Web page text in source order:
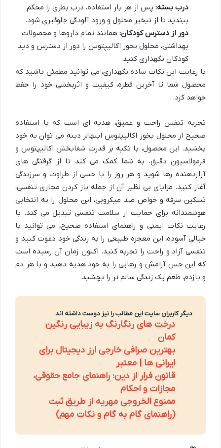
درب بسته: پس از هر بار استفاده، درب بطری را محکم
ببندید تا از تبخیر محلول و ورود آلودگی جلوگیری شود.
دور از دسترس کودکان: همانند تمام داروها و محصولات
بهداشتی، محلول بخور اکالیپتوس را دور از دسترس و دید
کودکان نگهداری کنید.
با رعایت این نکات ساده نگهداری، می توانید مطمئن باشید که
محصول شما تا آخرین قطره، کیفیت و اثربخشی خود را حفظ
خواهد کرد.
تجربه تنفس راحت و عمیق، هدیه ای است که با استفاده
صحیح از محلول بخور اکالیپتوس اینهالر دینه می توان به خود
بخشید. این محصول، با تکیه بر قدرت شفابخش اکالیپتوس و
فرمولاسیون دقیق، به شما کمک می کند تا از گرفتگی های
آزاردهنده رها شوید و هر روز را با حسی از طراوت و سرزندگی
آغاز کنید. مزایای بی نظیر آن از جمله باز کردن مجاری تنفسی،
تسکین سرفه و خواص ضد میکروبی، این محلول را به انتخابی
هوشمندانه برای حمایت از سلامت تنفسی تبدیل می کند. با
رعایت نکات ایمنی و راهنمای استفاده صحیح، می توانید با
خیالی آسوده، این معجزه طبیعی را به زندگی خود دعوت کنید و
تنفسی آزاد و راحت را تجربه کنید. اکنون زمان آن رسیده است
که این حس آرامش و رهایی را به خود هدیه دهید و با هر دم
و بازدم، طعم یک زندگی سالم تر را بچشید.
دیگر کاربران سایت این مطالب را نیز دوست داشته اند
درخت های رنگارنگ به زیبایی رنگین
کمان
بهترین صرافی خارجی ارز دیجیتال برای
ایرانی ها | معتبر
قانون فرار از دین: راهنمای جامع حقوقی،
مجازات و احکام
ممنوع الخروجی مهریه از طریق ثبت
(راهنمای گام به گام و نکات مهم)